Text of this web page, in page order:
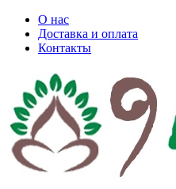
О нас
Доставка и оплата
Контакты